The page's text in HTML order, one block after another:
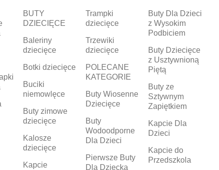
BUTY
DZIECIĘCE
Baleriny
dziecięce
Botki dziecięce
Buciki
niemowlęce
Buty zimowe
dziecięce
Kalosze
dziecięce
Kapcie
Trampki
dziecięce
Trzewiki
dziecięce
POLECANE
KATEGORIE
Buty Wiosenne
Dziecięce
Buty
Wodoodporne
Dla Dzieci
Pierwsze Buty
Dla Dziecka
Buty Dla Dzieci
z Wysokim
Podbiciem
Buty Dziecięce
z Usztywnioną
Piętą
Buty ze
Sztywnym
Zapiętkiem
Kapcie Dla
Dzieci
Kapcie do
Przedszkola